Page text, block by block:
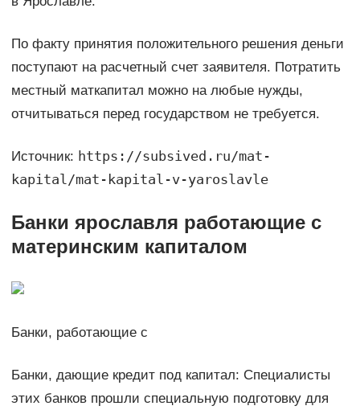
По факту принятия положительного решения деньги
поступают на расчетный счет заявителя. Потратить
местный маткапитал можно на любые нужды,
отчитываться перед государством не требуется.
Источник: https://subsived.ru/mat-
kapital/mat-kapital-v-yaroslavle
Банки ярославля работающие с
материнским капиталом
Банки, работающие с
Банки, дающие кредит под капитал: Специалисты
этих банков прошли специальную подготовку для